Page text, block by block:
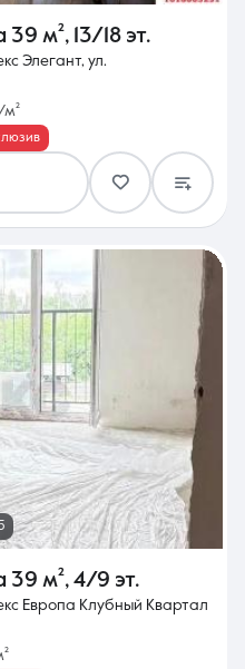
39 м², 13/18 эт.
Элегант, ул.
м²
39 м², 4/9 эт.
Европа Клубный Квартал